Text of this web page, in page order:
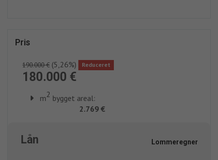
Pris
190.000 € (5,26%) Reduceret
180.000 €
m2 bygget areal:
2.769 €
Lån Lommeregner